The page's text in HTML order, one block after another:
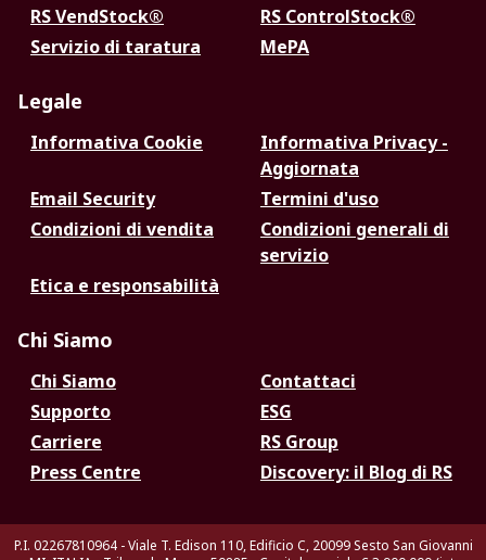
RS VendStock®
RS ControlStock®
Servizio di taratura
MePA
Legale
Informativa Cookie
Informativa Privacy -
Aggiornata
Email Security
Termini d'uso
Condizioni di vendita
Condizioni generali di
servizio
Etica e responsabilità
Chi Siamo
Chi Siamo
Contattaci
Supporto
ESG
Carriere
RS Group
Press Centre
Discovery: il Blog di RS
P.I. 02267810964 - Viale T. Edison 110, Edificio C, 20099 Sesto San Giovanni